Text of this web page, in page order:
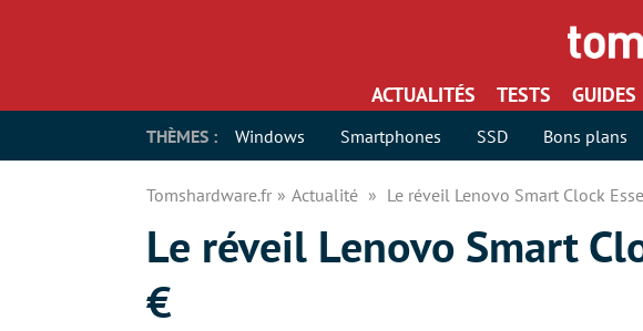
ACTUALITÉS TESTS GUIDES
THÈMES : Windows Smartphones SSD Bons plans
Tomshardware.fr Actualité Le réveil Lenovo Smart Clock
Le réveil Lenovo Smart
€